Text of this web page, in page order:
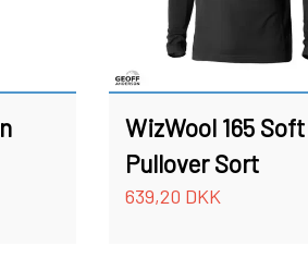
VADERS, VADESKO OG VADE JAKKER
WizWool 165 Soft
Pullover Sort
639,20 DKK